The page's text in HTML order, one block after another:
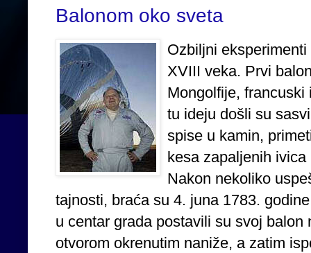
Balonom oko sveta
Ozbiljni
XVIII veka. Prvi
Mongolfije,
tu ideju došli su
spise u kamin,
kesa zapaljenih
Nakon nekoliko
tajnosti, braća su 4. juna 1783.
u centar grada postavili su svoj
otvorom okrenutim naniže, a zatim